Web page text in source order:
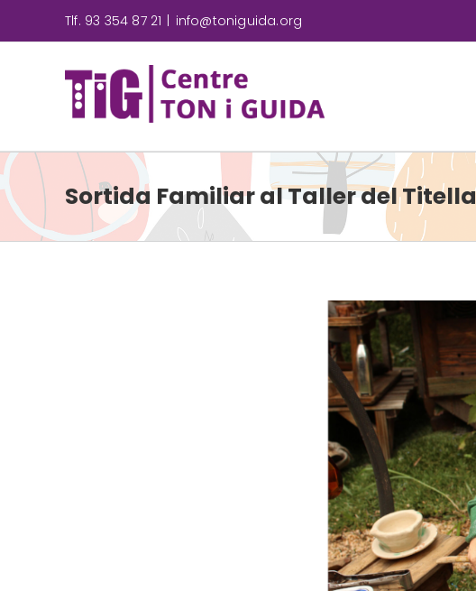
Tlf. 93 354 87 21 info@toniguida.org
Sortida Familiar al Taller del